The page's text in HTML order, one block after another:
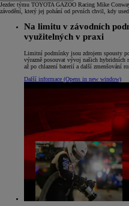
Jezdec týmu TOYOTA GAZOO Racing Mike
závodění, který jej pohání od prvních chvil, kdy
Na limitu v závodních
využitelných v praxi
Limitní podmínky jsou zdrojem spousty
výrazně posouvat vývoj našich hybridních
až po chlazení baterií a další zmenšování
Další informace (Opens in new window)